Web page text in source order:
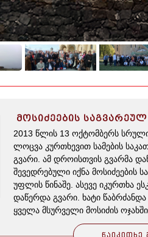
ᲛᲝᲡᲘᲫᲔᲔᲑᲘᲡ
2013 წლის 13 ოქტომბერს
ლოცვა კურთხევით სამების
გვარი. ამ დროისთვის გვარმა
შევედრებული იქნა მოსიძეების
უფლის წინაშე. ასევე იკურთხა
დაწერდა გვარი. ხატი
ყველა მსურველი მოსიძის
რესტორანში და სხვადასხვა
წაიკითხე